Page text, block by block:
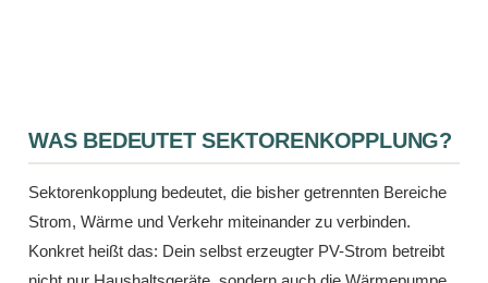
WAS BEDEUTET SEKTORENKOPPLUNG?
Sektorenkopplung bedeutet, die bisher getrennten Bereiche
Strom, Wärme und Verkehr miteinander zu verbinden.
Konkret heißt das: Dein selbst erzeugter PV-Strom betreibt